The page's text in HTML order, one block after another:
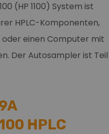
(HP 1100) System ist
HPLC-Komponenten,
einen Computer mit
Der Autosampler ist Teil
HPLC